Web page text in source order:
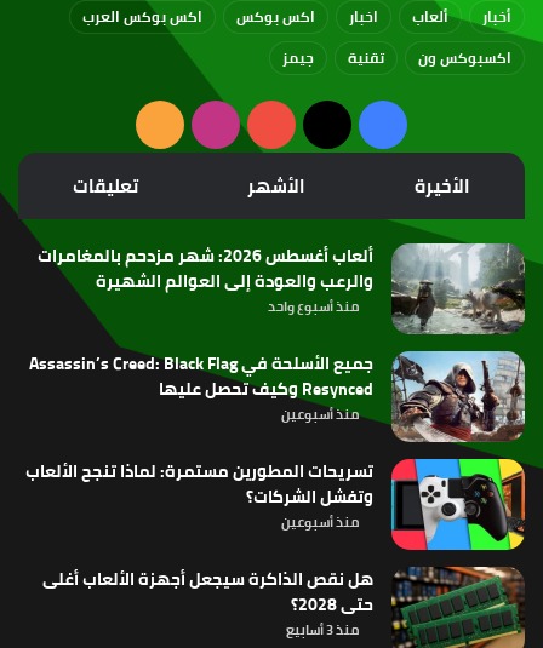
أخبار
ألعاب اخبار اكس بوكس
اكس بوكس العرب
اكسبوكس ون
تقنية جيمز
فيسبوك
‫X
‫YouTubeانستقرامملخص
الموقع
RSS
الأخيرة الأشهر تعليقات
ألعاب أغسطس 2026: شهر مزدحم بالمغامرات
والرعب والعودة إلى العوالم الشهيرة
منذ أسبوع واحد
جميع الأسلحة في Assassin’s Creed: Black Flag
Resynced وكيف تحصل عليها
منذ أسبوعين
تسريحات المطورين مستمرة: لماذا تنجح الألعاب
وتفشل الشركات؟
منذ أسبوعين
هل نقص الذاكرة سيجعل أجهزة الألعاب أغلى
حتى 2028؟
منذ 3 أسابيع